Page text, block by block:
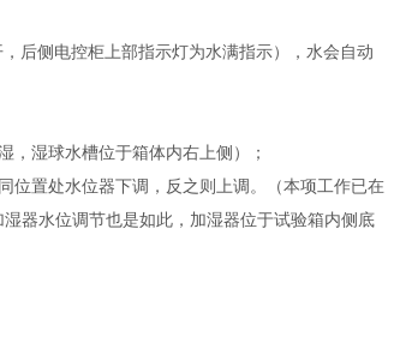
后侧电控柜上部指示灯为水满指示），水会自动
，湿球水槽位于箱体内右上侧）；
位置处水位器下调，反之则上调。（本项工作已在
器水位调节也是如此，加湿器位于试验箱内侧底